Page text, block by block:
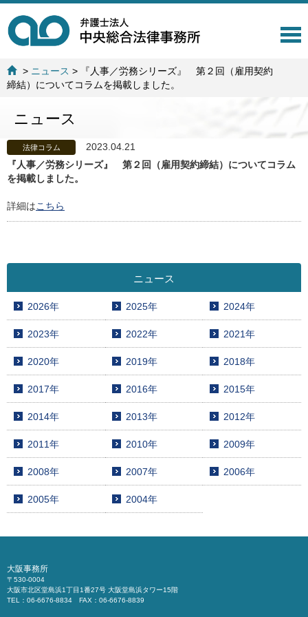
T
g
> ニュース >
『人事／労務シリーズ』 第２回（雇用契約
締結）についてコラムを掲載しました。
ニュース
法律コラム
2023.04.21
『人事／労務シリーズ』 第２回（雇用契約締結）についてコラム
を掲載しました。
詳細はこちら
ニュース
2026年 2025年 2024年
2023年 2022年 2021年
2020年 2019年 2018年
2017年 2016年 2015年
2014年 2013年 2012年
2011年 2010年 2009年
2008年 2007年 2006年
2005年 2004年
大阪事務所
〒530-0004
大阪市北区堂島浜1丁目1番27号 大阪堂島浜タワー15階
TEL：06-6676-8834 FAX：06-6676-8839